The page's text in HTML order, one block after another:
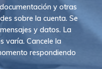
y otras
sobre la cuenta. Se
y datos. La
varía. Cancele la
respondiendo